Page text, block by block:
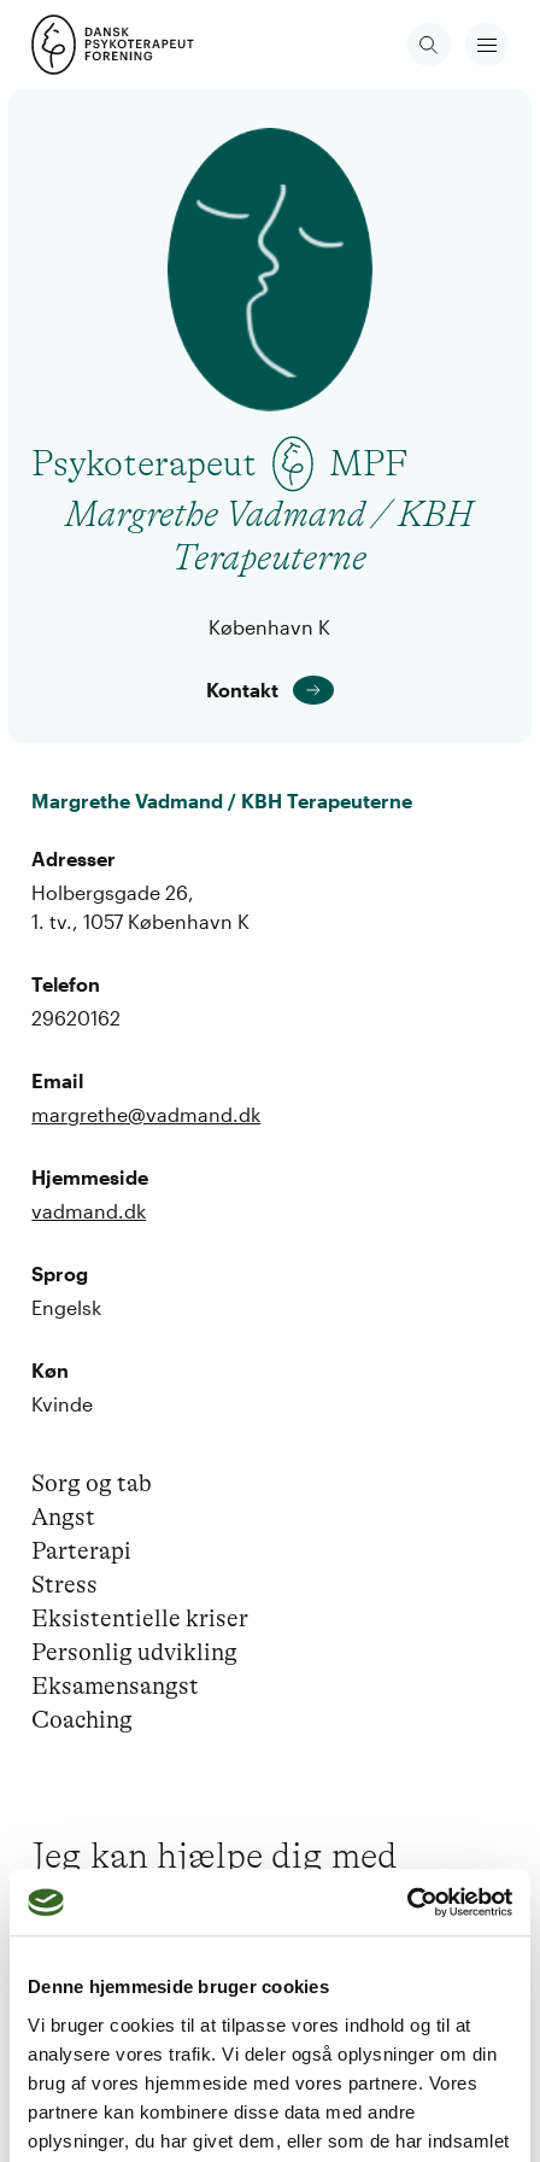
Denne hjemmeside bruger cookies
Vi bruger cookies til at tilpasse vores indhold og til at
analysere vores trafik. Vi deler også oplysninger om din
brug af vores hjemmeside med vores partnere. Vores
partnere kan kombinere disse data med andre
oplysninger, du har givet dem, eller som de har indsamlet
Psykoterapeut
MPF
Margrethe Vadmand / KBH
Terapeuterne
København K
Kontakt
Margrethe Vadmand / KBH Terapeuterne
Adresser
Holbergsgade 26,
1. tv., 1057 København K
Telefon
29620162
Email
margrethe@vadmand.dk
Hjemmeside
vadmand.dk
Sprog
Engelsk
Køn
Kvinde
Sorg og tab
Angst
Parterapi
Stress
Eksistentielle kriser
Personlig udvikling
Eksamensangst
Coaching
Jeg kan hjælpe dig med
Stress,
Skam og skyld, Angst, Sorg
Jeg praktiserer følgende
terapiformer